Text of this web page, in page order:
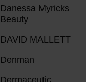
Danessa Myricks
Beauty
DAVID MALLETT
Denman
Dermaceutic